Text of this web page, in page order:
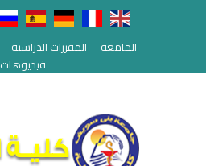
الجامعة المقررات الدراسية
فيديوهات